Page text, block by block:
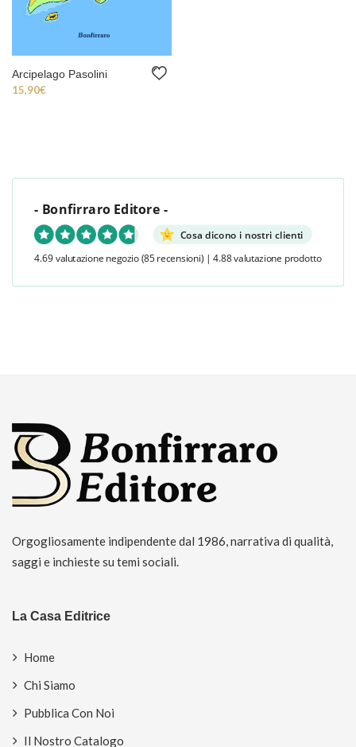
Arcipelago Pasolini
15,90€
- Bonfirraro Editore -
Cosa dicono i nostri clienti
4.69 valutazione negozio (85 recensioni) | 4.88 valutazione prodotto
Orgogliosamente indipendente dal 1986, narrativa di qualità,
saggi e inchieste su temi sociali.
La Casa Editrice
Home
Chi Siamo
Pubblica Con Noi
Il Nostro Catalogo